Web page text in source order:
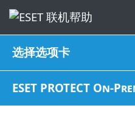
选择选项卡
ESET PROTECT On-